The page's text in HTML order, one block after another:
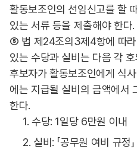
활동보조인의 선임신고를 할
있는 서류 등을 제출해야 한다.
⑤ 법 제24조의3제4항에 따라
있는 수당과 실비는 다음 각
후보자가 활동보조인에게 식
에는 지급될 실비의 금액에서
한다.
1. 수당: 1일당 6만원 이내
2. 실비: 「공무원 여비 규정